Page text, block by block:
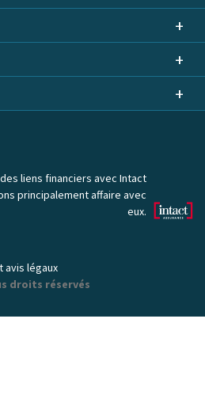
avis légaux
droits réservés
liens financiers avec Intact
principalement affaire avec
eux.